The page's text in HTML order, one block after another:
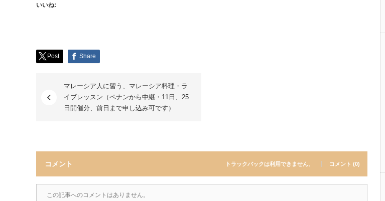
いいね:
Post Share
マレーシア人に習う、マレーシア料理・ラ
イブレッスン（ペナンから中継・11日、25
日開催分、前日まで申し込み可です）
コメント トラックバックは利用できません。 コメント (0)
この記事へのコメントはありません。